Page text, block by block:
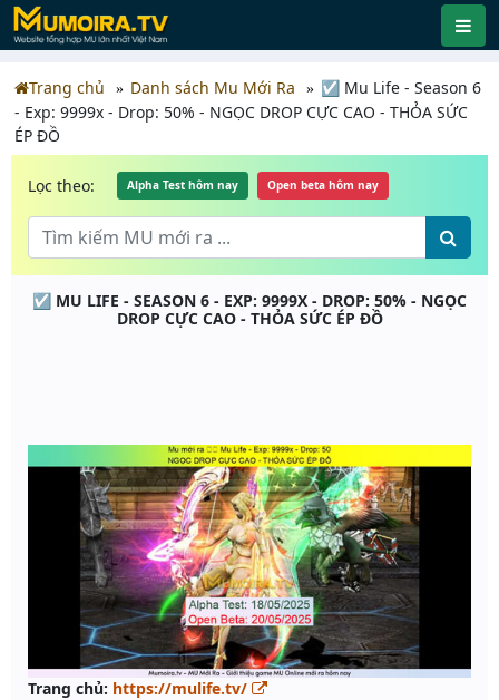
Trang chủ Danh sách Mu Mới Ra
☑️ Mu Life - Season 6
- Exp: 9999x - Drop: 50% - NGỌC DROP CỰC CAO - THỎA SỨC
ÉP ĐỒ
Lọc theo: Alpha Test hôm nay Open beta hôm nay
☑️ MU LIFE - SEASON 6 - EXP: 9999X - DROP: 50% - NGỌC
DROP CỰC CAO - THỎA SỨC ÉP ĐỒ
Trang chủ: https://mulife.tv/